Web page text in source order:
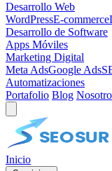
Desarrollo Web
WordPressE-commerce
Desarrollo de Software
Apps Móviles
Marketing Digital
Meta AdsGoogle Ads
Automatizaciones
Portafolio Blog
Inicio